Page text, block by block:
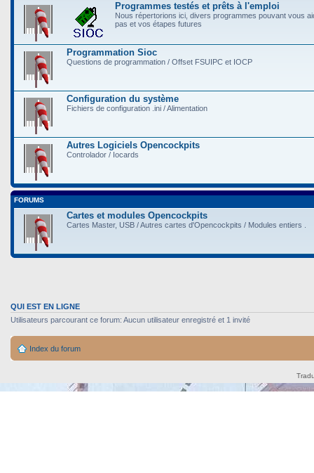
Programmes testés et prêts à l'emploi
Nous répertorions ici, divers programmes pouvant vous
pas et vos étapes futures
Programmation Sioc
Questions de programmation / Offset FSUIPC et IOCP
Configuration du système
Fichiers de configuration .ini / Alimentation
Autres Logiciels Opencockpits
Controlador / Iocards
FORUMS
Cartes et modules Opencockpits
Cartes Master, USB / Autres cartes d'Opencockpits / Modules entiers .
QUI EST EN LIGNE
Utilisateurs parcourant ce forum: Aucun utilisateur enregistré et 1 invité
Index du forum